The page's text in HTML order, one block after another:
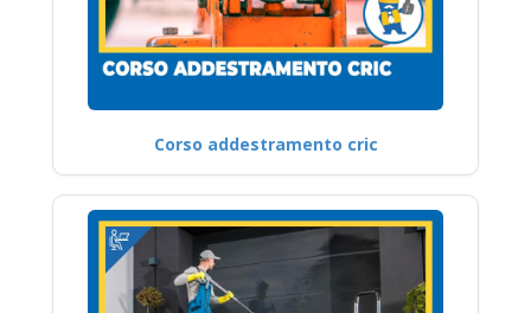
Corso addestramento cric